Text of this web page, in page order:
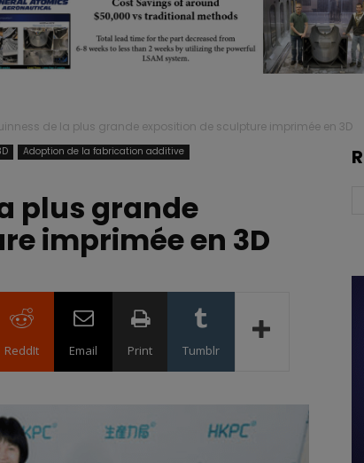
de la plus grande exposition de sculpture imprimée en 3D
Adoption de la fabrication additive
plus grande
imprimée en 3D
ReddIt Email Print Tumblr